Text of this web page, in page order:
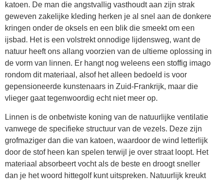
katoen. De man die angstvallig vasthoudt aan zijn strak
geweven zakelijke kleding herken je al snel aan de donkere
kringen onder de oksels en een blik die smeekt om een
ijsbad. Het is een volstrekt onnodige lijdensweg, want de
natuur heeft ons allang voorzien van de ultieme oplossing in
de vorm van linnen. Er hangt nog weleens een stoffig imago
rondom dit materiaal, alsof het alleen bedoeld is voor
gepensioneerde kunstenaars in Zuid-Frankrijk, maar die
vlieger gaat tegenwoordig echt niet meer op.
Linnen is de onbetwiste koning van de natuurlijke ventilatie
vanwege de specifieke structuur van de vezels. Deze zijn
grofmaziger dan die van katoen, waardoor de wind letterlijk
door de stof heen kan spelen terwijl je over straat loopt. Het
materiaal absorbeert vocht als de beste en droogt sneller
dan je het woord hittegolf kunt uitspreken. Natuurlijk kreukt